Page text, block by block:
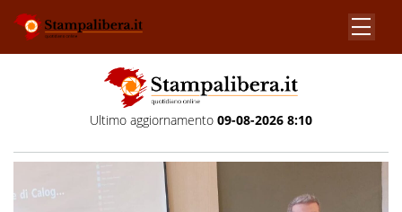
Ultimo aggiornamento 09-08-2026 8:10